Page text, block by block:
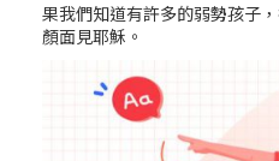
果我們知道有許多的弱勢孩子
顏面見耶穌。